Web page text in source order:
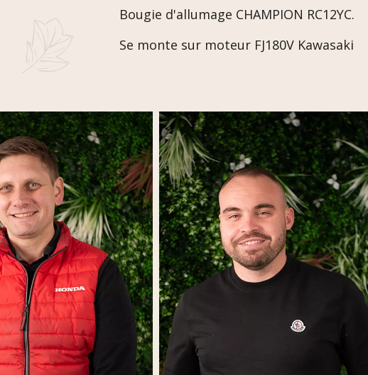
Bougie d'allumage CHAMPION RC12YC.
Se monte sur moteur FJ180V Kawasaki